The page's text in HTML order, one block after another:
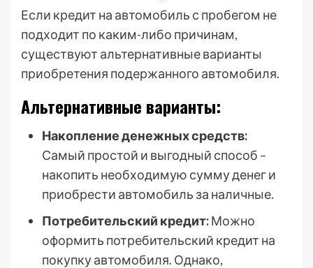
Если кредит на автомобиль с пробегом не
подходит по каким-либо причинам,
существуют альтернативные варианты
приобретения подержанного автомобиля.
Альтернативные варианты:
Накопление денежных средств:
Самый простой и выгодный способ –
накопить необходимую сумму денег и
приобрести автомобиль за наличные.
Потребительский кредит:Можно
оформить потребительский кредит на
покупку автомобиля. Однако,